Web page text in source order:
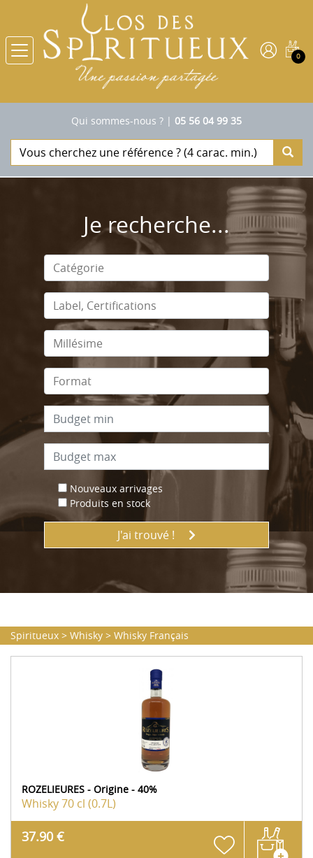
0
Qui sommes-nous ? | 05 56 04 99 35
Je recherche...
Nouveaux arrivages
Produits en stock
J'ai trouvé !
Spiritueux > Whisky > Whisky Français
ROZELIEURES - Origine - 40%
Whisky70 cl (0.7L)
37.90 €